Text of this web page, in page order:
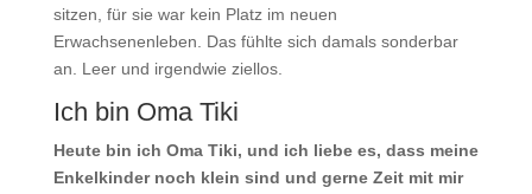
sitzen, für sie war kein Platz im neuen
Erwachsenenleben. Das fühlte sich damals sonderbar
an. Leer und irgendwie ziellos.
Ich bin Oma Tiki
Heute bin ich Oma Tiki, und ich liebe es, dass meine
Enkelkinder noch klein sind und gerne Zeit mit mir